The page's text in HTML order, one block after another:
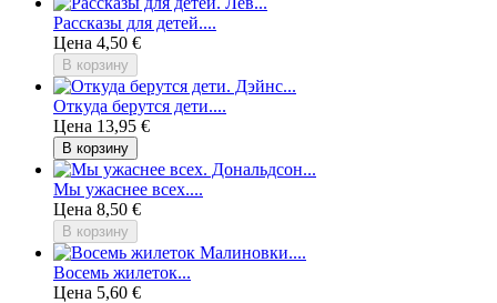
Рассказы для детей....
Цена 4,50 €
В корзину
Откуда берутся дети....
Цена 13,95 €
В корзину
Мы ужаснее всех....
Цена 8,50 €
В корзину
Восемь жилеток...
Цена 5,60 €